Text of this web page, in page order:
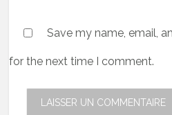
Save my name, email,
for the next time I comment.